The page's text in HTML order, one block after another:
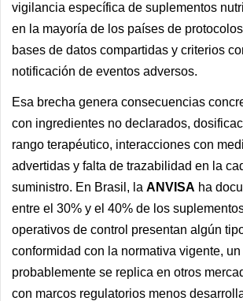
vigilancia específica de suplementos
en la mayoría de los países de
bases de datos compartidas y criterios
notificación de eventos adversos.
Esa brecha genera consecuencias
con ingredientes no declarados,
rango terapéutico, interacciones con
advertidas y falta de trazabilidad en la
suministro. En Brasil, la ANVISA ha
entre el 30% y el 40% de los
operativos de control presentan algún
conformidad con la normativa vigente,
probablemente se replica en otros
con marcos regulatorios menos